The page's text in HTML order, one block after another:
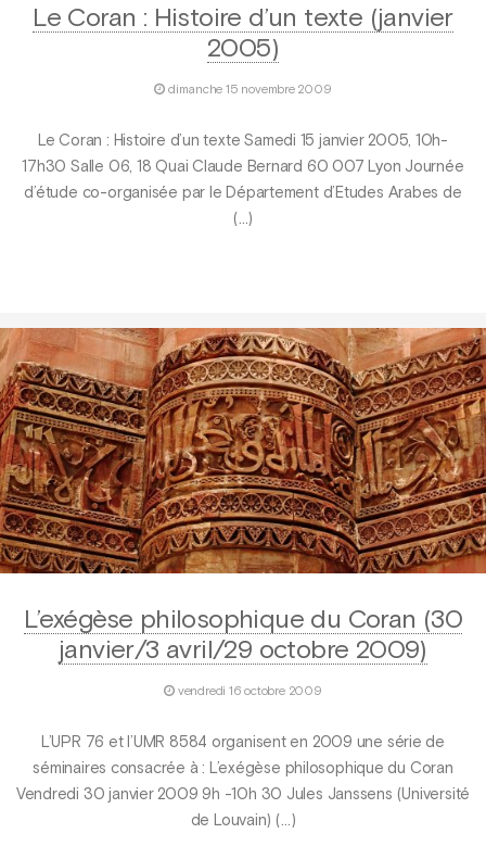
Le Coran : Histoire d’un texte (janvier
2005)
dimanche 15 novembre 2009
Le Coran : Histoire d’un texte Samedi 15 janvier 2005, 10h-
17h30 Salle 06, 18 Quai Claude Bernard 60 007 Lyon Journée
d’étude co-organisée par le Département d’Etudes Arabes de
(…)
L’exégèse philosophique du Coran (30
janvier/3 avril/29 octobre 2009)
vendredi 16 octobre 2009
L’UPR 76 et l’UMR 8584 organisent en 2009 une série de
séminaires consacrée à : L’exégèse philosophique du Coran
Vendredi 30 janvier 2009 9h -10h 30 Jules Janssens (Université
de Louvain) (…)